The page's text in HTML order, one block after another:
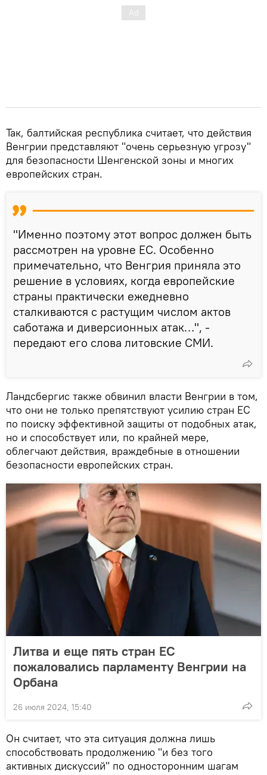
Так, балтийская республика считает, что действия
Венгрии представляют "очень серьезную угрозу"
для безопасности Шенгенской зоны и многих
европейских стран.
"Именно поэтому этот вопрос должен быть
рассмотрен на уровне ЕС. Особенно
примечательно, что Венгрия приняла это
решение в условиях, когда европейские
страны практически ежедневно
сталкиваются с растущим числом актов
саботажа и диверсионных атак…", -
передают его слова литовские СМИ.
Ландсбергис также обвинил власти Венгрии в том,
что они не только препятствуют усилию стран ЕС
по поиску эффективной защиты от подобных атак,
но и способствует или, по крайней мере,
облегчают действия, враждебные в отношении
безопасности европейских стран.
Литва и еще пять стран ЕС
пожаловались парламенту Венгрии на
Орбана
26 июля 2024, 15:40
Он считает, что эта ситуация должна лишь
способствовать продолжению "и без того
активных дискуссий" по односторонним шагам